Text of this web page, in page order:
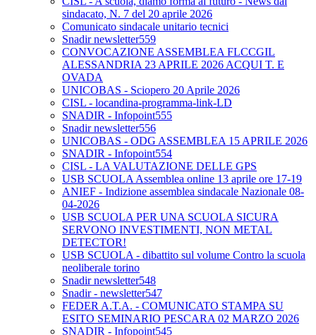
sindacato, N. 7 del 20 aprile 2026
Comunicato sindacale unitario tecnici
Snadir newsletter559
CONVOCAZIONE ASSEMBLEA FLCCGIL
ALESSANDRIA 23 APRILE 2026 ACQUI T. E
OVADA
UNICOBAS - Sciopero 20 Aprile 2026
CISL - locandina-programma-link-LD
SNADIR - Infopoint555
Snadir newsletter556
UNICOBAS - ODG ASSEMBLEA 15 APRILE 2026
SNADIR - Infopoint554
CISL - LA VALUTAZIONE DELLE GPS
USB SCUOLA Assemblea online 13 aprile ore 17-19
ANIEF - Indizione assemblea sindacale Nazionale 08-
04-2026
USB SCUOLA PER UNA SCUOLA SICURA
SERVONO INVESTIMENTI, NON METAL
DETECTOR!
USB SCUOLA - dibattito sul volume Contro la scuola
neoliberale torino
Snadir newsletter548
Snadir - newsletter547
FEDER A.T.A. - COMUNICATO STAMPA SU
ESITO SEMINARIO PESCARA 02 MARZO 2026
SNADIR - Infopoint545